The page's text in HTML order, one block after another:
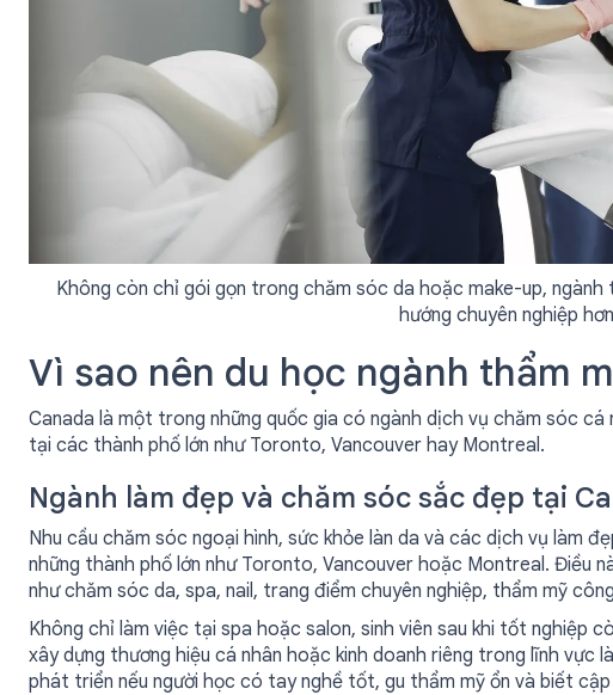
Không còn chỉ gói gọn trong chăm sóc da hoặc make-up,
hướng chuyên nghiệp hơn
Vì sao nên du học ngành thẩm
Canada là một trong những quốc gia có ngành dịch vụ chăm sóc
tại các thành phố lớn như Toronto, Vancouver hay Montreal.
Ngành làm đẹp và chăm sóc sắc đẹp tại
Nhu cầu chăm sóc ngoại hình, sức khỏe làn da và các dịch vụ làm
những thành phố lớn như Toronto, Vancouver hoặc Montreal. Điều
như chăm sóc da, spa, nail, trang điểm chuyên nghiệp, thẩm mỹ
Không chỉ làm việc tại spa hoặc salon, sinh viên sau khi tốt nghiệp
xây dựng thương hiệu cá nhân hoặc kinh doanh riêng trong lĩnh vực
phát triển nếu người học có tay nghề tốt, gu thẩm mỹ ổn và biết